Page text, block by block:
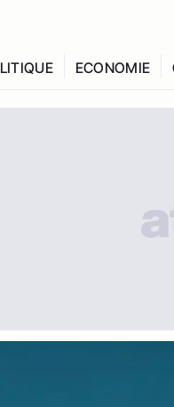
ECONOMIE